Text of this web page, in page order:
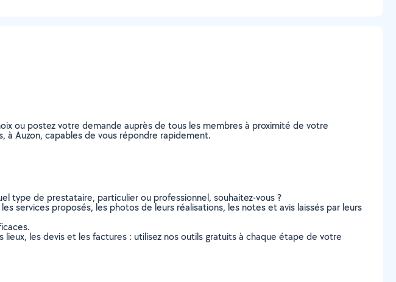
ou postez votre demande auprès de tous les membres à proximité de votre
à Auzon, capables de vous répondre rapidement.
type de prestataire, particulier ou professionnel, souhaitez-vous ?
services proposés, les photos de leurs réalisations, les notes et avis laissés par leurs
les devis et les factures : utilisez nos outils gratuits à chaque étape de votre